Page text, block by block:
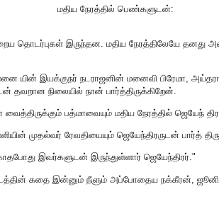
மதிய நேரத்தில் பெண்களுடன்:
தொடர்புகள் இருந்தன. மதிய நேரத்திலேயே
யின் இயக்குநர் நடராஜனின் மனைவி பிரேமா,
தவறான நிலையில் நான் பார்த்திருக்கிறேன்.
பத்மாவையும் மதிய நேரத்தில் ஜெயேந்
முதல்வர் ரேவதியையும் ஜெயேந்திரருடன் பார்த்
இவர்களுடன் இருந்துள்ளார் ஜெயேந்திரர்."
கதை இன்னும் நீளும் அப்போதைய நக்கீரன்,